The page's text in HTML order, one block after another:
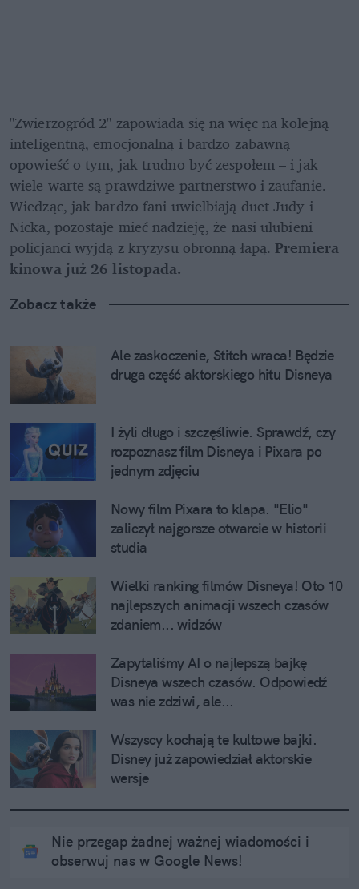
"Zwierzogród 2" zapowiada się na więc na kolejną
inteligentną, emocjonalną i bardzo zabawną
opowieść o tym, jak trudno być zespołem – i jak
wiele warte są prawdziwe partnerstwo i zaufanie.
Wiedząc, jak bardzo fani uwielbiają duet Judy i
Nicka, pozostaje mieć nadzieję, że nasi ulubieni
policjanci wyjdą z kryzysu obronną łapą. Premiera
kinowa już 26 listopada.
Zobacz także
Ale zaskoczenie, Stitch wraca! Będzie
druga część aktorskiego hitu Disneya
I żyli długo i szczęśliwie. Sprawdź, czy
rozpoznasz film Disneya i Pixara po
jednym zdjęciu
Nowy film Pixara to klapa. "Elio"
zaliczył najgorsze otwarcie w historii
studia
Wielki ranking filmów Disneya! Oto 10
najlepszych animacji wszech czasów
zdaniem... widzów
Zapytaliśmy AI o najlepszą bajkę
Disneya wszech czasów. Odpowiedź
was nie zdziwi, ale...
Wszyscy kochają te kultowe bajki.
Disney już zapowiedział aktorskie
wersje
Nie przegap żadnej ważnej wiadomości i
obserwuj nas w Google News!